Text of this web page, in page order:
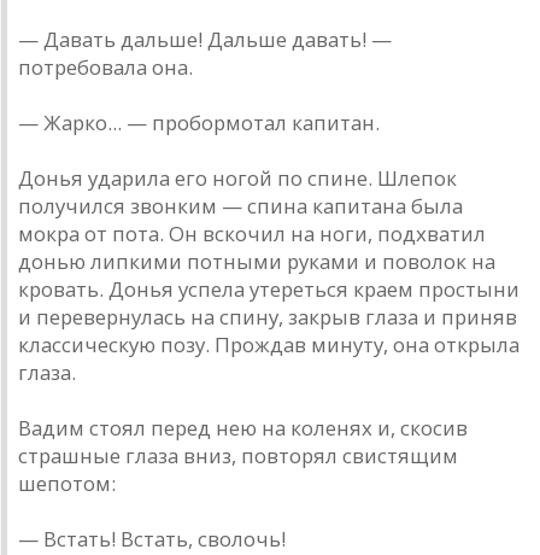
— Давать дальше! Дальше давать! —
потребовала она.
— Жарко... — пробормотал капитан.
Донья ударила его ногой по спине. Шлепок
получился звонким — спина капитана была
мокра от пота. Он вскочил на ноги, подхватил
донью липкими потными руками и поволок на
кровать. Донья успела утереться краем простыни
и перевернулась на спину, закрыв глаза и приняв
классическую позу. Прождав минуту, она открыла
глаза.
Вадим стоял перед нею на коленях и, скосив
страшные глаза вниз, повторял свистящим
шепотом:
— Встать! Встать, сволочь!